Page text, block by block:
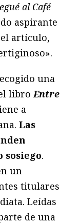
al Café
aspirante
artículo,
una
libroEntre
a
Las
sosiego.
un
titulares
Leídas
de una